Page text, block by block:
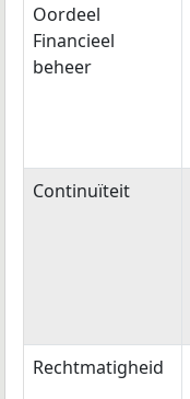
Oordeel
Financieel
beheer
Continuïteit
Rechtmatigheid